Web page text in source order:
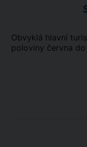
Obvyklá hlavní
poloviny června